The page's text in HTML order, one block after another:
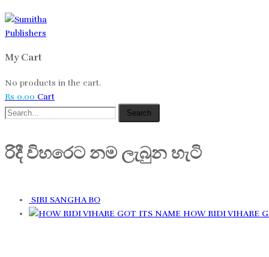
My Cart
No products in the cart.
Rs 0.00 Cart
Search
රිදී විහරෙට නම ලැබුන​ හැටි
SIRI SANGHA BO
HOW RIDI VIHARE